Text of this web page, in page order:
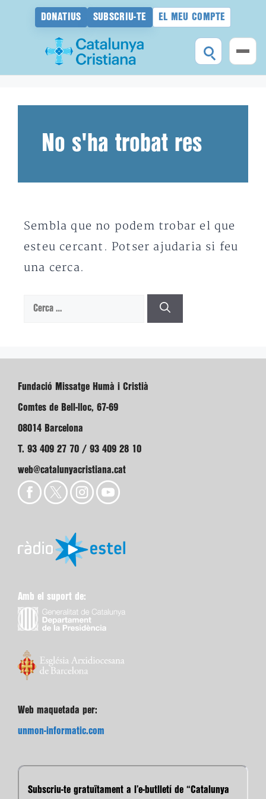
DONATIUS SUBSCRIU-TE EL MEU COMPTE
No s'ha trobat res
Sembla que no podem trobar el que
esteu cercant. Potser ajudaria si feu
una cerca.
Cerca:
Fundació Missatge Humà i Cristià
Comtes de Bell-lloc, 67-69
08014 Barcelona
T. 93 409 27 70 / 93 409 28 10
web@catalunyacristiana.cat
Amb el suport de:
Web maquetada per:
unmon-informatic.com
Subscriu-te gratuïtament a l’e-butlletí de “Catalunya